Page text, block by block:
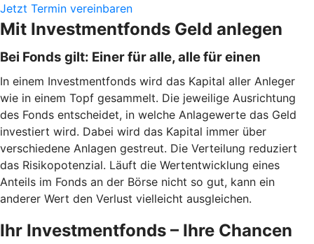
Jetzt Termin vereinbaren
Mit Investmentfonds Geld anlegen
Bei Fonds gilt: Einer für alle, alle für einen
In einem Investmentfonds wird das Kapital aller Anleger
wie in einem Topf gesammelt. Die jeweilige Ausrichtung
des Fonds entscheidet, in welche Anlagewerte das Geld
investiert wird. Dabei wird das Kapital immer über
verschiedene Anlagen gestreut. Die Verteilung reduziert
das Risikopotenzial. Läuft die Wertentwicklung eines
Anteils im Fonds an der Börse nicht so gut, kann ein
anderer Wert den Verlust vielleicht ausgleichen.
Ihr Investmentfonds – Ihre Chancen